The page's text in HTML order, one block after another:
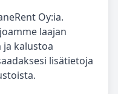
Oy:ia.
laajan
kalustoa
lisätietoja